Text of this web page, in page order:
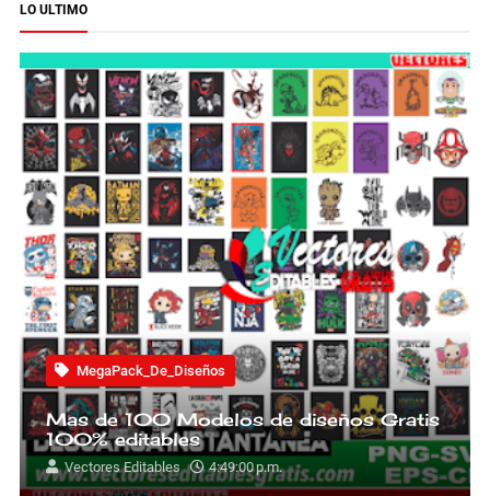
LO ULTIMO
MegaPack_De_Diseños
Mas de 100 Modelos de diseños Gratis
100% editables
Vectores Editables 4:49:00 p.m.